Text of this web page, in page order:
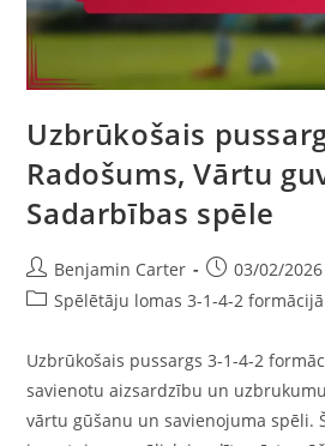
Uzbrūkošais
Radošums, Vārtu
Sadarbības spēle
Post
author:
Benjamin Carter
Post
published:
03/02/2026
PostSpēlētāju lomas 3-1-4-2 formācijā
Uzbrūkošais pussargs 3-1-4-2
savienotu aizsardzību un
vārtu gūšanu un savienojuma spēli.